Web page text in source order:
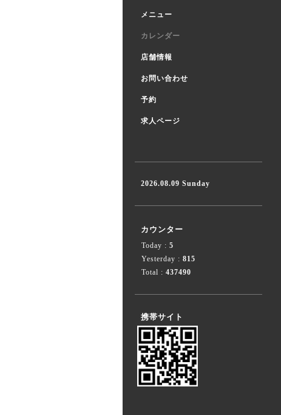
メニュー
カレンダー
店舗情報
お問い合わせ
予約
求人ページ
2026.08.09 Sunday
カウンター
Today : 5
Yesterday : 815
Total : 437490
携帯サイト